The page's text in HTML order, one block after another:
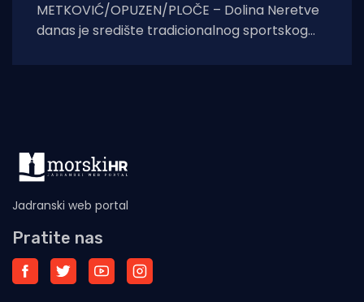
METKOVIĆ/OPUZEN/PLOČE – Dolina Neretve
danas je središte tradicionalnog sportskog
Jadranski web portal
Pratite nas